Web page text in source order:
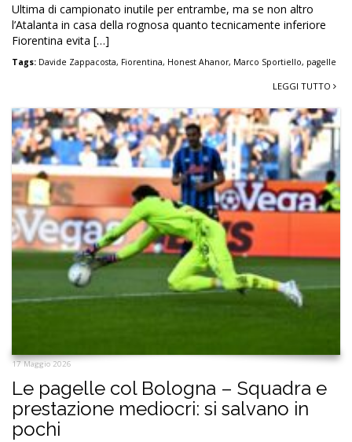
Ultima di campionato inutile per entrambe, ma se non altro
l’Atalanta in casa della rognosa quanto tecnicamente inferiore
Fiorentina evita […]
Tags: Davide Zappacosta, Fiorentina, Honest Ahanor, Marco Sportiello, pagelle
LEGGI TUTTO
17 Maggio 2026
Le pagelle col Bologna – Squadra e
prestazione mediocri: si salvano in
pochi